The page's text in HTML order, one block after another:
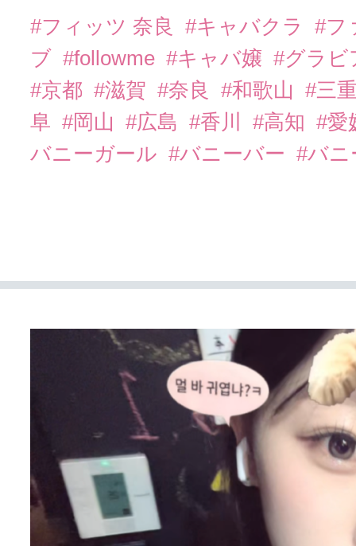
#フィッツ 奈良 #キャバクラ
#フ
ブ #followme #キャバ嬢 #グラ
#京都 #滋賀 #奈良 #和歌山
#三
阜 #岡山 #広島 #香川 #高知 #愛
バニーガール #バニーバー #バ